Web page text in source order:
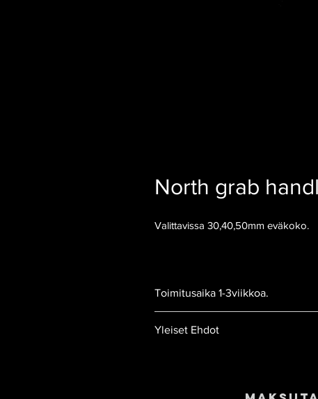
North grab
Valittavissa 30,40,50mm eväkoko.
Toimitusaika 1-3viikkoa.
Yleiset Ehdot